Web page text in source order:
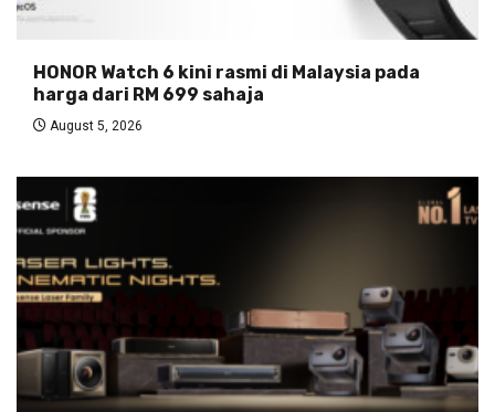
HONOR Watch 6 kini rasmi di Malaysia pada
harga dari RM 699 sahaja
August 5, 2026